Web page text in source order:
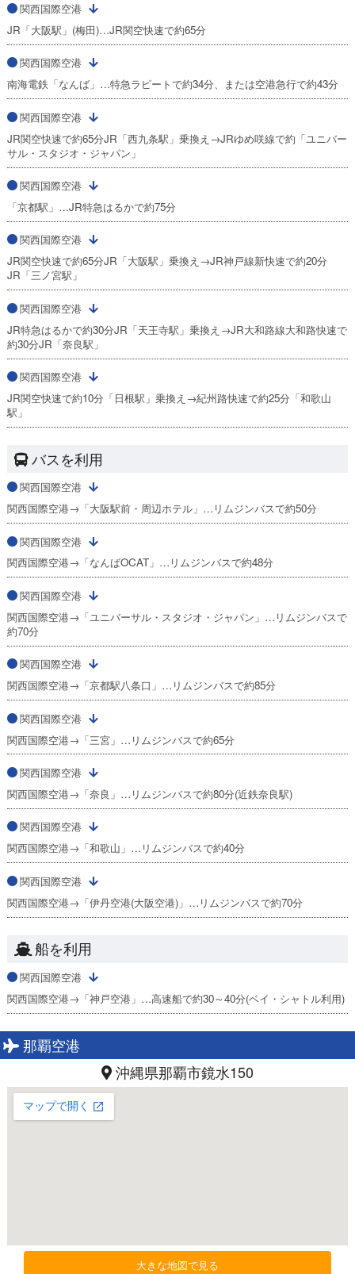
関西国際空港
JR「大阪駅」(梅田)…JR関空快速で約65分
関西国際空港
南海電鉄「なんば」…特急ラピートで約34分、または空港急行で約43分
関西国際空港
JR関空快速で約65分JR「西九条駅」乗換え→JRゆめ咲線で約「ユニバー
サル・スタジオ・ジャパン」
関西国際空港
「京都駅」…JR特急はるかで約75分
関西国際空港
JR関空快速で約65分JR「大阪駅」乗換え→JR神戸線新快速で約20分
JR「三ノ宮駅」
関西国際空港
JR特急はるかで約30分JR「天王寺駅」乗換え→JR大和路線大和路快速で
約30分JR「奈良駅」
関西国際空港
JR関空快速で約10分「日根駅」乗換え→紀州路快速で約25分「和歌山
駅」
バスを利用
関西国際空港
関西国際空港→「大阪駅前・周辺ホテル」…リムジンバスで約50分
関西国際空港
関西国際空港→「なんばOCAT」…リムジンバスで約48分
関西国際空港
関西国際空港→「ユニバーサル・スタジオ・ジャパン」…リムジンバスで
約70分
関西国際空港
関西国際空港→「京都駅八条口」…リムジンバスで約85分
関西国際空港
関西国際空港→「三宮」…リムジンバスで約65分
関西国際空港
関西国際空港→「奈良」…リムジンバスで約80分(近鉄奈良駅)
関西国際空港
関西国際空港→「和歌山」…リムジンバスで約40分
関西国際空港
関西国際空港→「伊丹空港(大阪空港)」…リムジンバスで約70分
船を利用
関西国際空港
関西国際空港→「神戸空港」…高速船で約30～40分(ベイ・シャトル利用)
那覇空港
沖縄県那覇市鏡水150
大きな地図で見る